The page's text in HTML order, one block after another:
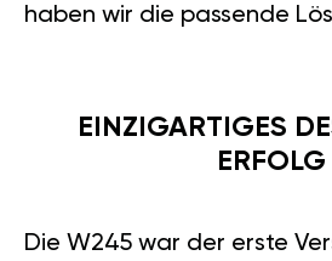
haben wir die passende
EINZIGARTIGES
ERFOLG
Die W245 war der erste